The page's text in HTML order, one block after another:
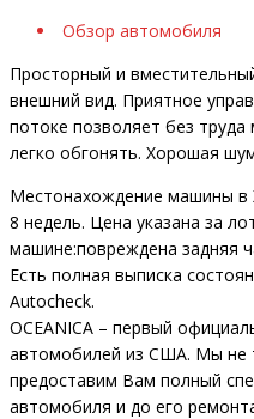
Обзор автомобиля
Просторный и
внешний вид. Приятное
потоке позволяет без
легко обгонять. Хорошая
Местонахождение машины в
8 недель. Цена указана за
машине:повреждена задняя
Есть полная выписка
Autocheck.
OCEANICA – первый
автомобилей из США. Мы не
предоставим Вам полный
автомобиля и до его